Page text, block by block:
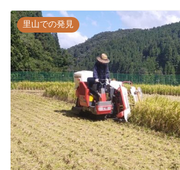
里山での発見